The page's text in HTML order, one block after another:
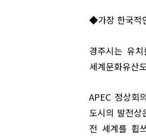
◆가장 한국적
경주시는 유
세계문화유산
APEC 정상회
도시의 발전
전 세계를 휩